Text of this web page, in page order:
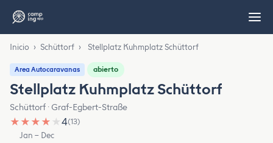
Inicio › Schüttorf › Stellplatz Kuhmplatz Schüttorf
Area Autocaravanas abierto
Stellplatz Kuhmplatz Schüttorf
Schüttorf · Graf-Egbert-Straße
★ ★ ★ ★ ★4(13)
Jan – Dec